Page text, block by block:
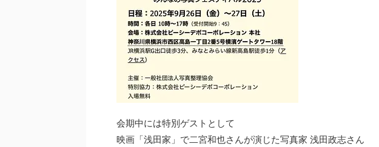
会期中には特別ゲストとして
映画「浅田家」で二宮和也さんが演じた写真家 浅田政志さん